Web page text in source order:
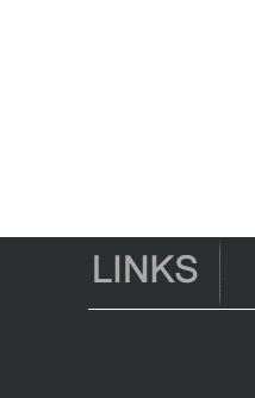
Kutusu
Çekirdek
Kutusu
Akıllı